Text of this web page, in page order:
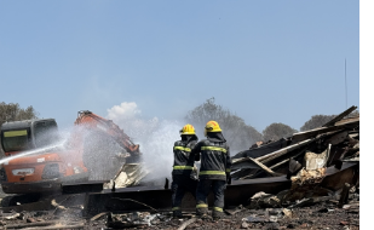
Nông nghiệp & Biển đảo
Tin Nông nghiệp & Biển
đảo
Mùa vàng